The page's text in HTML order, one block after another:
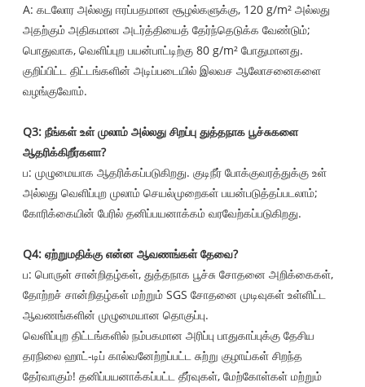
A: கடலோர அல்லது ஈரப்பதமான சூழல்களுக்கு, 120 g/m² அல்லது
அதற்கும் அதிகமான அடர்த்தியைத் தேர்ந்தெடுக்க வேண்டும்;
பொதுவாக, வெளிப்புற பயன்பாட்டிற்கு 80 g/m² போதுமானது.
குறிப்பிட்ட திட்டங்களின் அடிப்படையில் இலவச ஆலோசனைகளை
வழங்குவோம்.
Q3: நீங்கள் உள் முலாம் அல்லது சிறப்பு துத்தநாக பூச்சுகளை
ஆதரிக்கிறீர்களா?
ப: முழுமையாக ஆதரிக்கப்படுகிறது. குடிநீர் போக்குவரத்துக்கு உள்
அல்லது வெளிப்புற முலாம் செயல்முறைகள் பயன்படுத்தப்படலாம்;
கோரிக்கையின் பேரில் தனிப்பயனாக்கம் வரவேற்கப்படுகிறது.
Q4: ஏற்றுமதிக்கு என்ன ஆவணங்கள் தேவை?
ப: பொருள் சான்றிதழ்கள், துத்தநாக பூச்சு சோதனை அறிக்கைகள்,
தோற்றச் சான்றிதழ்கள் மற்றும் SGS சோதனை முடிவுகள் உள்ளிட்ட
ஆவணங்களின் முழுமையான தொகுப்பு.
வெளிப்புற திட்டங்களில் நம்பகமான அரிப்பு பாதுகாப்புக்கு தேசிய
தரநிலை ஹாட்-டிப் கால்வனேற்றப்பட்ட சுற்று குழாய்கள் சிறந்த
தேர்வாகும்! தனிப்பயனாக்கப்பட்ட தீர்வுகள், மேற்கோள்கள் மற்றும்